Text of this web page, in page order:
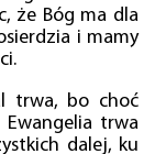
że Bóg ma dla
i mamy
trwa, bo choć
trwa
dalej, ku